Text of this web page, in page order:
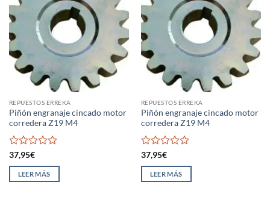
REPUESTOS ERREKA
Piñón engranaje cincado motor
corredera Z19 M4
Valorado
con
de
37,95€
LEER MÁS
REPUESTOS ERREKA
Piñón engranaje cincado motor
corredera Z19 M4
Valorado
con
de
37,95€
LEER MÁS